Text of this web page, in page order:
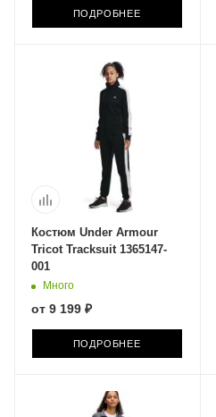
ПОДРОБНЕЕ
Костюм Under Armour
Tricot Tracksuit 1365147-
001
Много
от 9 199 ₽
ПОДРОБНЕЕ